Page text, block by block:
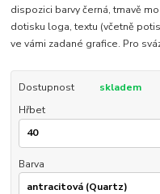
dispozici barvy černá, tmavě
dotisku loga, textu (včetně
ve vámi zadané grafice. Pro
Dostupnost
skladem
Hřbet
Barva